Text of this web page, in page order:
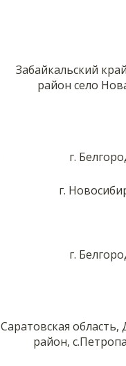
Забайкальский
район село
г.
г.
г.
Саратовская область,
район,